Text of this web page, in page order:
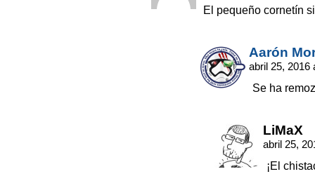
El pequeño cornetín
Aarón
abril 25, 2016
Se ha
LiMaX
abril 25,
¡El